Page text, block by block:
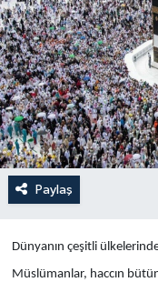
Paylaş
Dünyanın çeşitli
Müslümanlar, haccın
Anali̇z
Bi̇li̇m &
Dünya
Eği̇ti̇m